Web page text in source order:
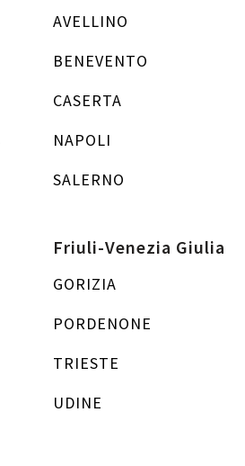
AVELLINO
BENEVENTO
CASERTA
NAPOLI
SALERNO
Friuli-Venezia Giulia
GORIZIA
PORDENONE
TRIESTE
UDINE